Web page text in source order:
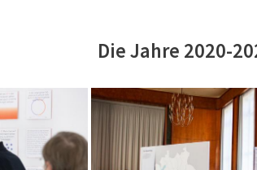
Die Jahre 2020-